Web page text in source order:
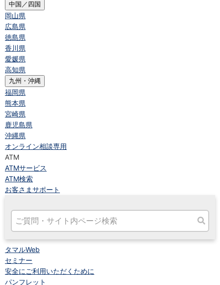
中国／四国
岡山県
広島県
徳島県
香川県
愛媛県
高知県
九州・沖縄
福岡県
熊本県
宮崎県
鹿児島県
沖縄県
オンライン相談専用
ATM
ATMサービス
ATM検索
お客さまサポート
タマルWeb
セミナー
安全にご利用いただくために
パンフレット